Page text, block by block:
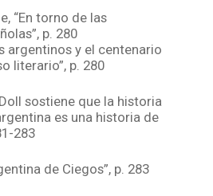
“En torno de las
p. 280
argentinos y el centenario
literario”, p. 280
sostiene que la historia
es una historia de
283
de Ciegos”, p. 283